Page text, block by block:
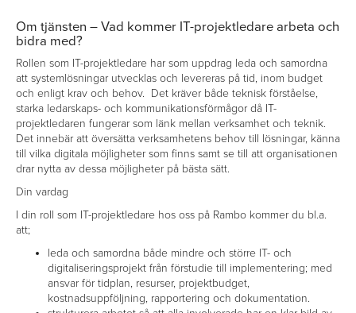
Om tjänsten – Vad kommer IT-projektledare arbeta och
bidra med?
Rollen som IT-projektledare har som uppdrag leda och samordna
att systemlösningar utvecklas och levereras på tid, inom budget
och enligt krav och behov. Det kräver både teknisk förståelse,
starka ledarskaps- och kommunikationsförmågor då IT-
projektledaren fungerar som länk mellan verksamhet och teknik.
Det innebär att översätta verksamhetens behov till lösningar, känna
till vilka digitala möjligheter som finns samt se till att organisationen
drar nytta av dessa möjligheter på bästa sätt.
Din vardag
I din roll som IT-projektledare hos oss på Rambo kommer du bl.a.
att;
leda och samordna både mindre och större IT- och
digitaliseringsprojekt från förstudie till implementering; med
ansvar för tidplan, resurser, projektbudget,
kostnadsuppföljning, rapportering och dokumentation.